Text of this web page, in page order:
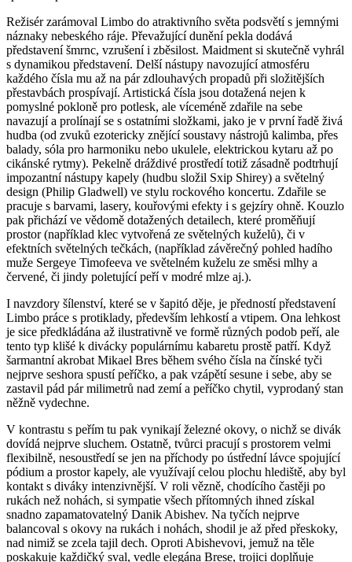
Režisér zarámoval Limbo do atraktivního světa podsvětí s jemnými
náznaky nebeského ráje. Převažující dunění pekla dodává
představení šmrnc, vzrušení i zběsilost. Maidment si skutečně vyhrál
s dynamikou představení. Delší nástupy navozující atmosféru
každého čísla mu až na pár zdlouhavých propadů při složitějších
přestavbách prospívají. Artistická čísla jsou dotažená nejen k
pomyslné pokloně pro potlesk, ale víceméně zdařile na sebe
navazují a prolínají se s ostatními složkami, jako je v první řadě živá
hudba (od zvuků ezotericky znějící soustavy nástrojů kalimba, přes
balady, sóla pro harmoniku nebo ukulele, elektrickou kytaru až po
cikánské rytmy). Pekelně dráždivé prostředí totiž zásadně podtrhují
impozantní nástupy kapely (hudbu složil Sxip Shirey) a světelný
design (Philip Gladwell) ve stylu rockového koncertu. Zdařile se
pracuje s barvami, lasery, kouřovými efekty i s gejzíry ohně. Kouzlo
pak přichází ve vědomě dotažených detailech, které proměňují
prostor (například klec vytvořená ze světelných kuželů), či v
efektních světelných tečkách, (například závěrečný pohled hadího
muže Sergeye Timofeeva ve světelném kuželu ze směsi mlhy a
červené, či jindy poletující peří v modré mlze aj.).
I navzdory šílenství, které se v šapitó děje, je předností představení
Limbo práce s protiklady, především lehkostí a vtipem. Ona lehkost
je sice předkládána až ilustrativně ve formě různých podob peří, ale
tento typ klišé k divácky populárnímu kabaretu prostě patří. Když
šarmantní akrobat Mikael Bres během svého čísla na čínské tyči
nejprve seshora spustí peříčko, a pak vzápětí sesune i sebe, aby se
zastavil pád pár milimetrů nad zemí a peříčko chytil, vyprodaný stan
něžně vydechne.
V kontrastu s peřím tu pak vynikají železné okovy, o nichž se divák
dovídá nejprve sluchem. Ostatně, tvůrci pracují s prostorem velmi
flexibilně, nesoustředí se jen na příchody po ústřední lávce spojující
pódium a prostor kapely, ale využívají celou plochu hlediště, aby byl
kontakt s diváky intenzivnější. V roli vězně, chodícího častěji po
rukách než nohách, si sympatie všech přítomných ihned získal
snadno zapamatovatelný Danik Abishev. Na tyčích nejprve
balancoval s okovy na rukách i nohách, shodil je až před přeskoky,
nad nimiž se zcela tajil dech. Oproti Abishevovi, jemuž na těle
poskakuje každičký sval, vedle elegána Brese, trojici doplňuje